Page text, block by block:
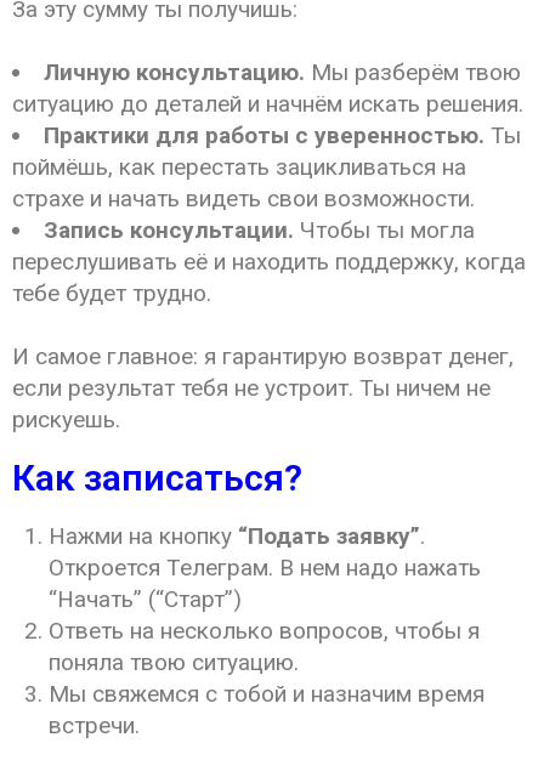
За эту сумму ты получишь:
Личную консультацию. Мы разберём твою
ситуацию до деталей и начнём искать решения.
Практики для работы с уверенностью. Ты
поймёшь, как перестать зацикливаться на
страхе и начать видеть свои возможности.
Запись консультации. Чтобы ты могла
переслушивать её и находить поддержку, когда
тебе будет трудно.
И самое главное: я гарантирую возврат денег,
если результат тебя не устроит. Ты ничем не
рискуешь.
Как записаться?
Нажми на кнопку “Подать заявку”.
Откроется Телеграм. В нем надо нажать
“Начать” (“Старт”)
Ответь на несколько вопросов, чтобы я
поняла твою ситуацию.
Мы свяжемся с тобой и назначим время
встречи.